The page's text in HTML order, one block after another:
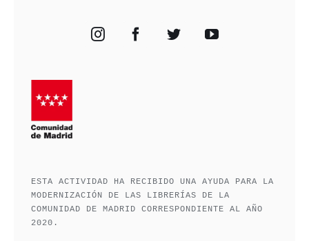
ESTA ACTIVIDAD HA RECIBIDO UNA AYUDA PARA LA
MODERNIZACIÓN DE LAS LIBRERÍAS DE LA
COMUNIDAD DE MADRID CORRESPONDIENTE AL AÑO
2020.